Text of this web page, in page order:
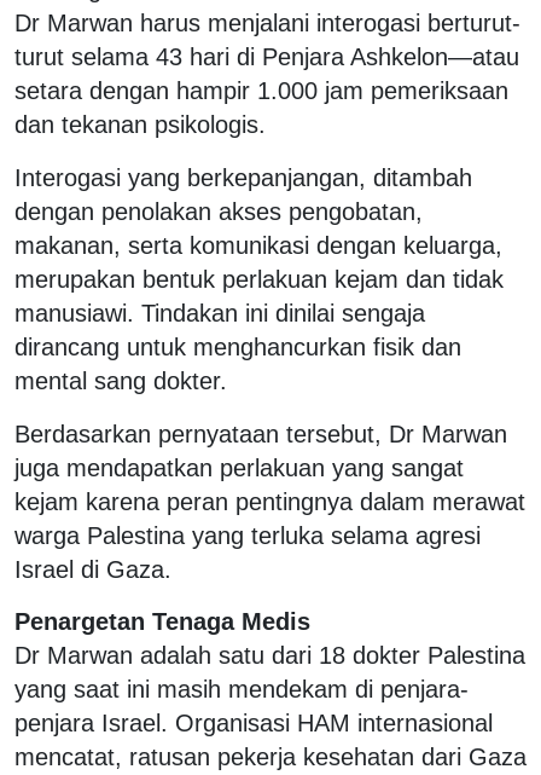
Dr Marwan harus menjalani interogasi berturut-
turut selama 43 hari di Penjara Ashkelon—atau
setara dengan hampir 1.000 jam pemeriksaan
dan tekanan psikologis.
Interogasi yang berkepanjangan, ditambah
dengan penolakan akses pengobatan,
makanan, serta komunikasi dengan keluarga,
merupakan bentuk perlakuan kejam dan tidak
manusiawi. Tindakan ini dinilai sengaja
dirancang untuk menghancurkan fisik dan
mental sang dokter.
Berdasarkan pernyataan tersebut, Dr Marwan
juga mendapatkan perlakuan yang sangat
kejam karena peran pentingnya dalam merawat
warga Palestina yang terluka selama agresi
Israel di Gaza.
Penargetan Tenaga Medis
Dr Marwan adalah satu dari 18 dokter Palestina
yang saat ini masih mendekam di penjara-
penjara Israel. Organisasi HAM internasional
mencatat, ratusan pekerja kesehatan dari Gaza